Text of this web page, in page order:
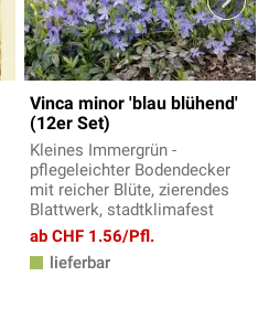
Vinca minor 'blau blühend'
(12er Set)
Kleines Immergrün -
pflegeleichter Bodendecker
mit reicher Blüte, zierendes
Blattwerk, stadtklimafest
ab CHF 1.56/Pfl.
lieferbar